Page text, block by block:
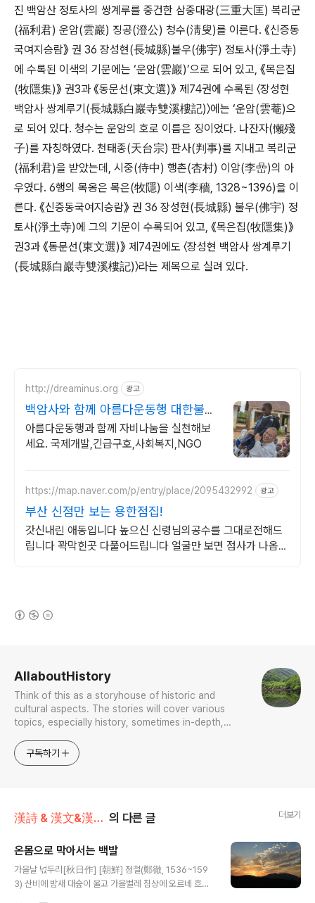
진 백암산 정토사의 쌍계루를 중건한 삼중대광(三重大匡) 복리군
(福利君) 운암(雲巖) 징공(澄公) 청수(淸叟)를 이른다. 《신증동
국여지승람》 권 36 장성현(長城縣)불우(佛宇) 정토사(淨土寺)
에 수록된 이색의 기문에는 ‘운암(雲巖)’으로 되어 있고, 《목은집
(牧隱集)》 권3과 《동문선(東文選)》 제74권에 수록된 〈장성현
백암사 쌍계루기(長城縣白巖寺雙溪樓記)〉에는 ‘운암(雲菴)으
로 되어 있다. 청수는 운암의 호로 이름은 징이었다. 나잔자(懶殘
子)를 자칭하였다. 천태종(天台宗) 판사(判事)를 지내고 복리군
(福利君)을 받았는데, 시중(侍中) 행촌(杏村) 이암(李嵒)의 아
우였다. 6행의 목옹은 목은(牧隱) 이색(李穡, 1328~1396)을 이
른다. 《신증동국여지승람》 권 36 장성현(長城縣) 불우(佛宇) 정
토사(淨土寺)에 그의 기문이 수록되어 있고, 《목은집(牧隱集)》
권3과 《동문선(東文選)》 제74권에도 〈장성현 백암사 쌍계루기
(長城縣白巖寺雙溪樓記)〉라는 제목으로 실려 있다.
http://dreaminus.org 광고
백암사와 함께 아름다운동행 대한불교
조계종 설립 공익법인
아름다운동행과 함께 자비나눔을 실천해보
세요. 국제개발,긴급구호,사회복지,NGO
https://map.naver.com/p/entry/place/2095432992 광고
부산 신점만 보는 용한점집!
갓신내린 애동입니다 높으신 신령님의공수를 그대로전해드
립니다 꽉막힌곳 다풀어드립니다 얼굴만 보면 점사가 나옵니
AllaboutHistory
Think of this as a storyhouse of historic and
cultural aspects. The stories will cover various
topics, especially history, sometimes in-depth,
approach will be to resist any common sense or
generalized viewpoint
구독하기
漢詩 & 漢文&漢文法 의 다른 글 더보기
온몸으로 막아서는 백발
가을날 넋두리[秋日作] [朝鮮] 정철(鄭徹, 1536~159
3) 산비에 밤새 대숲이 울고 가을벌레 침상에 오르네 흐르